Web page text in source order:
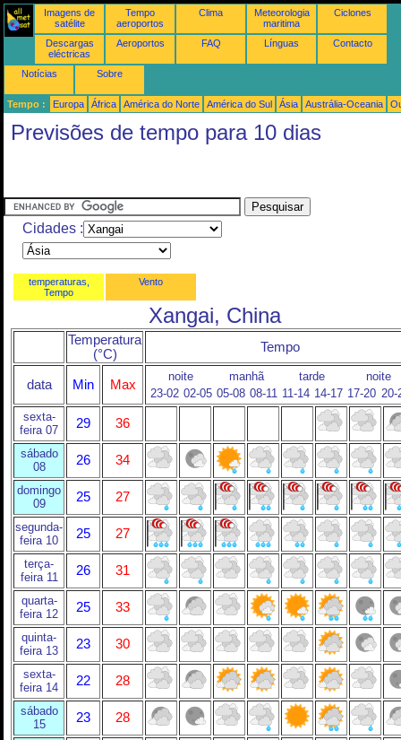
Imagens de
satélite
Tempo
aeroportos
Clima
Meteorologia
maritima
Ciclones
Descargas
eléctricas
Aeroportos FAQ Línguas Contacto
Notícias Sobre
Tempo : Europa África América do Norte América do Sul Ásia Austrália-Oceania
Previsões de tempo para 10 dias
Cidades :
temperaturas,
Tempo
Vento
Xangai, China
Temperatura
(°C)
Tempo
data Min Max
noite manhã tarde
noite
23-02 02-05 05-08 08-11 11-14 14-17 17-20 20-
sexta-
feira 07
29 36
sábado
08
26 34
domingo
09
25 27
segunda-
feira 10
25 27
terça-
feira 11
26 31
quarta-
feira 12
25 33
quinta-
feira 13
23 30
sexta-
feira 14
22 28
sábado
15
23 28